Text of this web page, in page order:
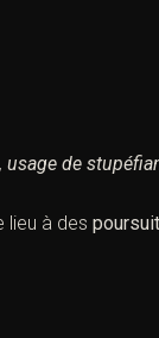
usage de
lieu à des